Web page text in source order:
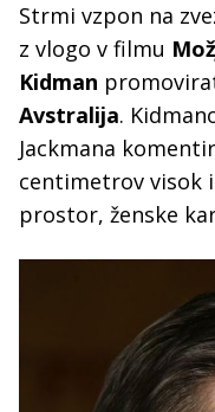
Strmi vzpon na
z vlogo v filmu
Kidman
Avstralija.
Jackmana
centimetrov visok
prostor, ženske